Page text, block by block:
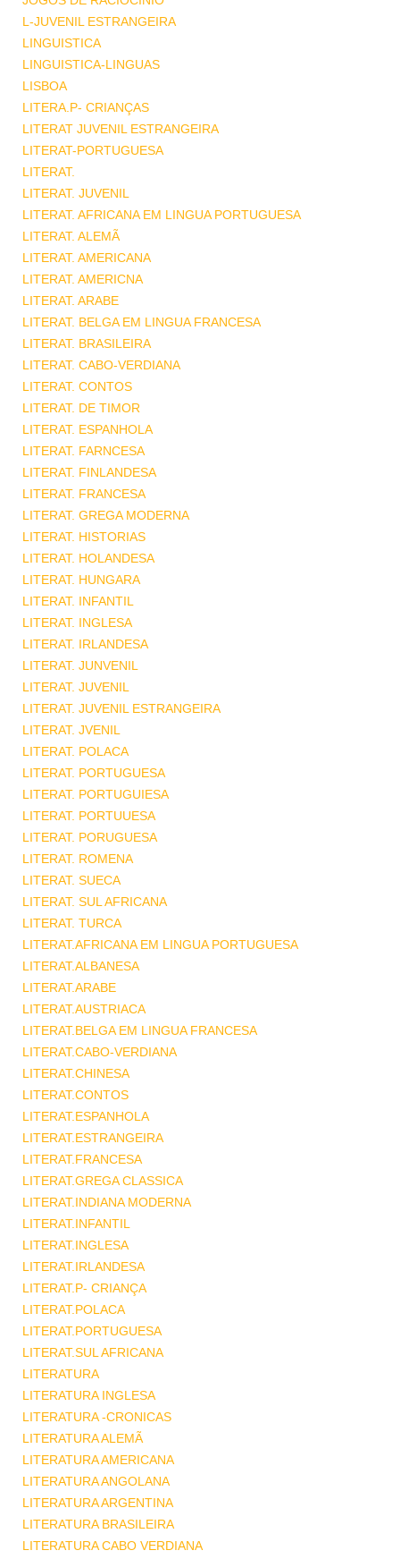
L-JUVENIL ESTRANGEIRA
LINGUISTICA
LINGUISTICA-LINGUAS
LISBOA
LITERA.P- CRIANÇAS
LITERAT JUVENIL ESTRANGEIRA
LITERAT-PORTUGUESA
LITERAT.
LITERAT. JUVENIL
LITERAT. AFRICANA EM LINGUA PORTUGUESA
LITERAT. ALEMÃ
LITERAT. AMERICANA
LITERAT. AMERICNA
LITERAT. ARABE
LITERAT. BELGA EM LINGUA FRANCESA
LITERAT. BRASILEIRA
LITERAT. CABO-VERDIANA
LITERAT. CONTOS
LITERAT. DE TIMOR
LITERAT. ESPANHOLA
LITERAT. FARNCESA
LITERAT. FINLANDESA
LITERAT. FRANCESA
LITERAT. GREGA MODERNA
LITERAT. HISTORIAS
LITERAT. HOLANDESA
LITERAT. HUNGARA
LITERAT. INFANTIL
LITERAT. INGLESA
LITERAT. IRLANDESA
LITERAT. JUNVENIL
LITERAT. JUVENIL
LITERAT. JUVENIL ESTRANGEIRA
LITERAT. JVENIL
LITERAT. POLACA
LITERAT. PORTUGUESA
LITERAT. PORTUGUIESA
LITERAT. PORTUUESA
LITERAT. PORUGUESA
LITERAT. ROMENA
LITERAT. SUECA
LITERAT. SUL AFRICANA
LITERAT. TURCA
LITERAT.AFRICANA EM LINGUA PORTUGUESA
LITERAT.ALBANESA
LITERAT.ARABE
LITERAT.AUSTRIACA
LITERAT.BELGA EM LINGUA FRANCESA
LITERAT.CABO-VERDIANA
LITERAT.CHINESA
LITERAT.CONTOS
LITERAT.ESPANHOLA
LITERAT.ESTRANGEIRA
LITERAT.FRANCESA
LITERAT.GREGA CLASSICA
LITERAT.INDIANA MODERNA
LITERAT.INFANTIL
LITERAT.INGLESA
LITERAT.IRLANDESA
LITERAT.P- CRIANÇA
LITERAT.POLACA
LITERAT.PORTUGUESA
LITERAT.SUL AFRICANA
LITERATURA
LITERATURA INGLESA
LITERATURA -CRONICAS
LITERATURA ALEMÃ
LITERATURA AMERICANA
LITERATURA ANGOLANA
LITERATURA ARGENTINA
LITERATURA BRASILEIRA
LITERATURA CABO VERDIANA